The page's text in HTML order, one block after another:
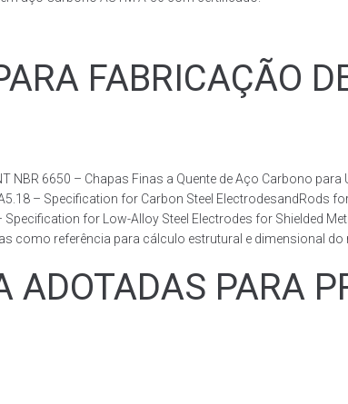
FABRICAÇÃO
6650 – Chapas Finas a Quente de Aço Carbono
– Specification for Carbon Steel ElectrodesandRods
for Low-Alloy Steel Electrodes for Shielded
referência para cálculo estrutural e dimensional do
ADOTADAS PARA